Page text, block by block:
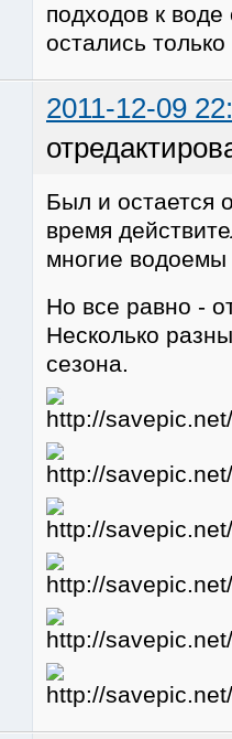
подходов к
остались
2011-12-09
Был и остается
время
многие водоемы
Но все равно -
Несколько
сезона.